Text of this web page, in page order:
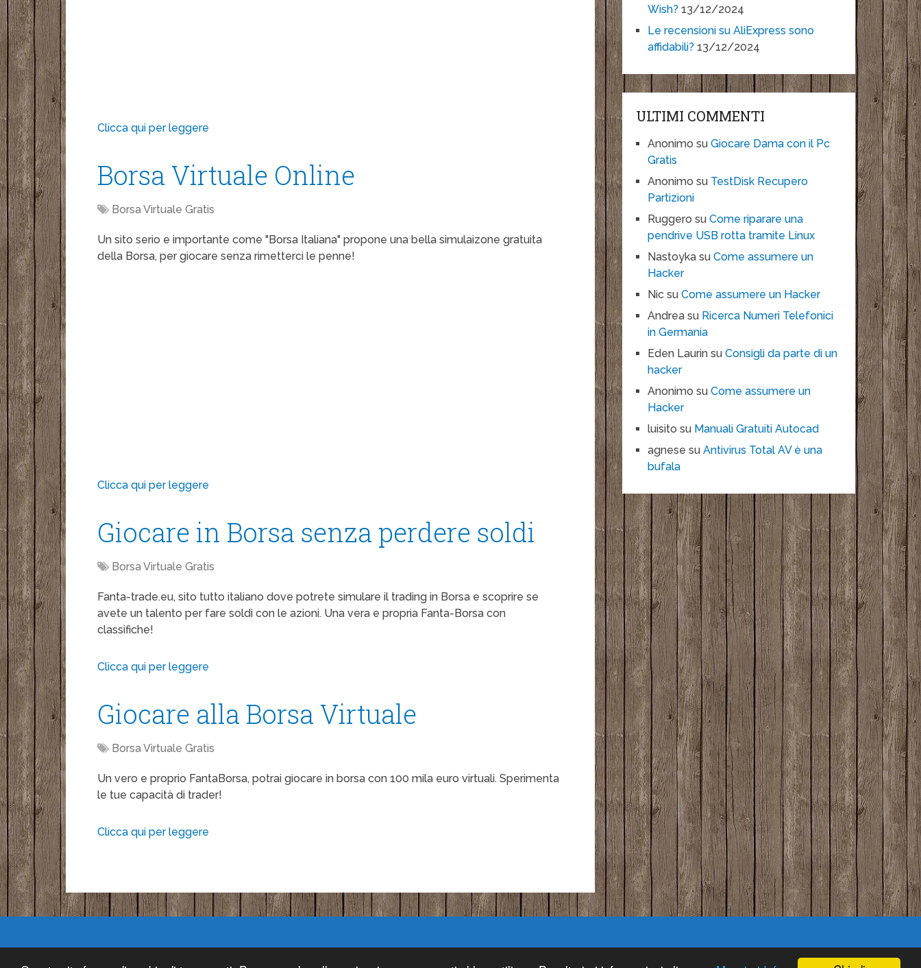
Clicca qui per leggere
Borsa Virtuale Online
Borsa Virtuale Gratis
Un sito serio e importante come "Borsa Italiana" propone una bella simulaizone gratuita
della Borsa, per giocare senza rimetterci le penne!
Clicca qui per leggere
Giocare in Borsa senza perdere soldi
Borsa Virtuale Gratis
Fanta-trade.eu, sito tutto italiano dove potrete simulare il trading in Borsa e scoprire se
avete un talento per fare soldi con le azioni. Una vera e propria Fanta-Borsa con
classifiche!
Clicca qui per leggere
Giocare alla Borsa Virtuale
Borsa Virtuale Gratis
Un vero e proprio FantaBorsa, potrai giocare in borsa con 100 mila euro virtuali. Sperimenta
le tue capacità di trader!
Clicca qui per leggere
Wish? 13/12/2024
Le recensioni su AliExpress sono
affidabili? 13/12/2024
ULTIMI COMMENTI
Anonimo suGiocare Dama con il Pc
Gratis
Anonimo su TestDisk Recupero
Partizioni
Ruggero suCome riparare una
pendrive USB rotta tramite Linux
Nastoyka suCome assumere un
Hacker
Nic suCome assumere un Hacker
Andrea su Ricerca Numeri Telefonici
in Germania
Eden Laurin suConsigli da parte di un
hacker
Anonimo suCome assumere un
Hacker
luisito su Manuali Gratuiti Autocad
agnese suAntivirus Total AV è una
bufala